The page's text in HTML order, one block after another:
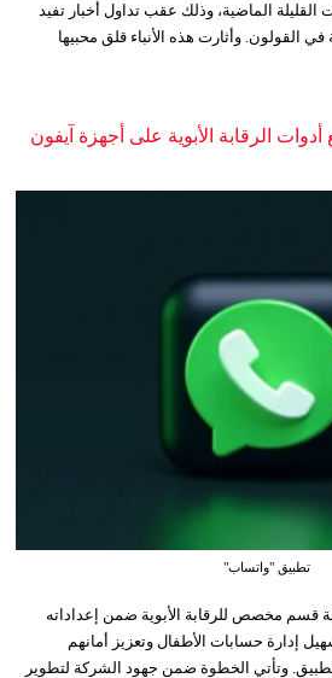
الماضية، وذلك عقب تداول أخبار تفيد
القولون. وأثارت هذه الأنباء قلق محبيها
الرقابة الأبوية على أجهزة آيفون
تطبيق "واتساب"
قسم مخصص للرقابة الأبوية ضمن إعداداته
إدارة حسابات الأطفال وتعزيز أمانهم
وتأتي الخطوة ضمن جهود الشركة لتطوير